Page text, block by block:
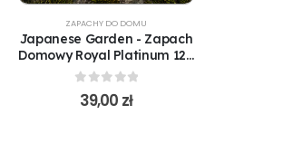
ZAPACHY DO DOMU
Japanese Garden - Zapach
Domowy Royal Platinum 120
ML(R134)
0out of 5
39,00 zł